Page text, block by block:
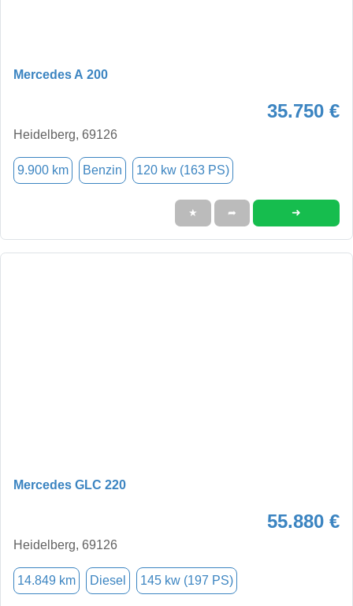
Mercedes A 200
35.750 €
Heidelberg, 69126
9.900 km Benzin 120 kw (163 PS)
★ ➦ ➜
Mercedes GLC 220
55.880 €
Heidelberg, 69126
14.849 km Diesel 145 kw (197 PS)